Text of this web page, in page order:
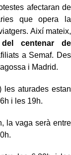
afectaran de
que opera la
Així mateix,
centenar de
a Semaf. Des
i Madrid.
aturades estan
i les 19h.
la vaga serà entre